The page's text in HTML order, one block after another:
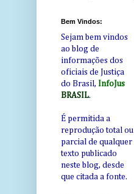
Bem Vindos:
Sejam bem vindos
ao blog de
informações dos
oficiais de Justiça
do Brasil, InfoJus
BRASIL.
É permitida a
reprodução total ou
parcial de qualquer
texto publicado
neste blog, desde
que citada a fonte.